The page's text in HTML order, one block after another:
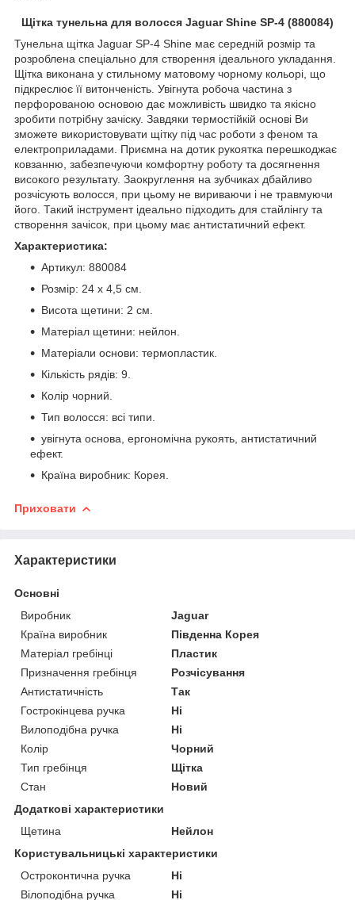
Щітка тунельна для волосся Jaguar Shine SP-4 (880084)
Тунельна щітка Jaguar SP-4 Shine має середній розмір та
розроблена спеціально для створення ідеального укладання.
Щітка виконана у стильному матовому чорному кольорі, що
підкреслює її витонченість. Увігнута робоча частина з
перфорованою основою дає можливість швидко та якісно
зробити потрібну зачіску. Завдяки термостійкій основі Ви
зможете використовувати щітку під час роботи з феном та
електроприладами. Приємна на дотик рукоятка перешкоджає
ковзанню, забезпечуючи комфортну роботу та досягнення
високого результату. Заокруглення на зубчиках дбайливо
розчісують волосся, при цьому не вириваючи і не травмуючи
його. Такий інструмент ідеально підходить для стайлінгу та
створення зачісок, при цьому має антистатичний ефект.
Характеристика:
Артикул: 880084
Розмір: 24 х 4,5 см.
Висота щетини: 2 см.
Матеріал щетини: нейлон.
Матеріали основи: термопластик.
Кількість рядів: 9.
Колір чорний.
Тип волосся: всі типи.
увігнута основа, ергономічна рукоять, антистатичний
ефект.
Країна виробник: Корея.
Приховати
Характеристики
Основні
Виробник
Jaguar
Країна виробник
Південна Корея
Матеріал гребінці
Пластик
Призначення гребінця
Розчісування
Антистатичність
Так
Гострокінцева ручка
Ні
Вилоподібна ручка
Ні
Колір
Чорний
Тип гребінця
Щітка
Стан
Новий
Додаткові характеристики
Щетина
Нейлон
Користувальницькі характеристики
Остроконтична ручка
Ні
Вілоподібна ручка
Ні